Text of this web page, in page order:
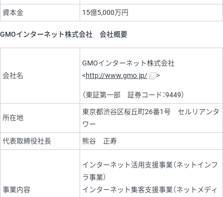
資本金 15億5,000万円
GMOインターネット株式会社 会社概要
会社名
GMOインターネット株式会社
<http://www.gmo.jp/ >
（東証第一部 証券コード：9449）
所在地
東京都渋谷区桜丘町26番1号 セルリアンタ
ワー
代表取締役社長 熊谷 正寿
事業内容
インターネット活用支援事業（ネットインフ
ラ事業）
インターネット集客支援事業（ネットメディ